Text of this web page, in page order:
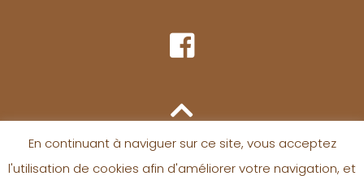
En continuant à naviguer sur ce site, vous acceptez
l'utilisation de cookies afin d'améliorer votre navigation, et